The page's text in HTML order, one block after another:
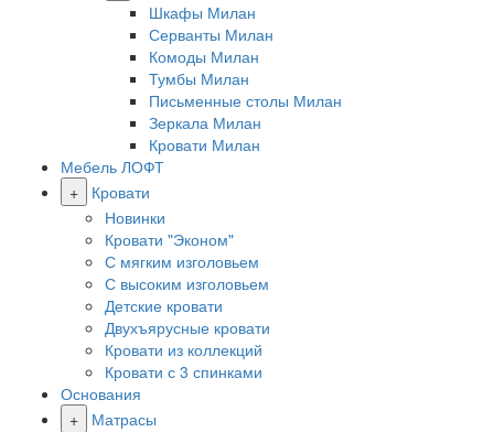
Шкафы Милан
Серванты Милан
Комоды Милан
Тумбы Милан
Письменные столы Милан
Зеркала Милан
Кровати Милан
Мебель ЛОФТ
+
Кровати
Новинки
Кровати "Эконом"
С мягким изголовьем
С высоким изголовьем
Детские кровати
Двухъярусные кровати
Кровати из коллекций
Кровати с 3 спинками
Основания
+
Матрасы